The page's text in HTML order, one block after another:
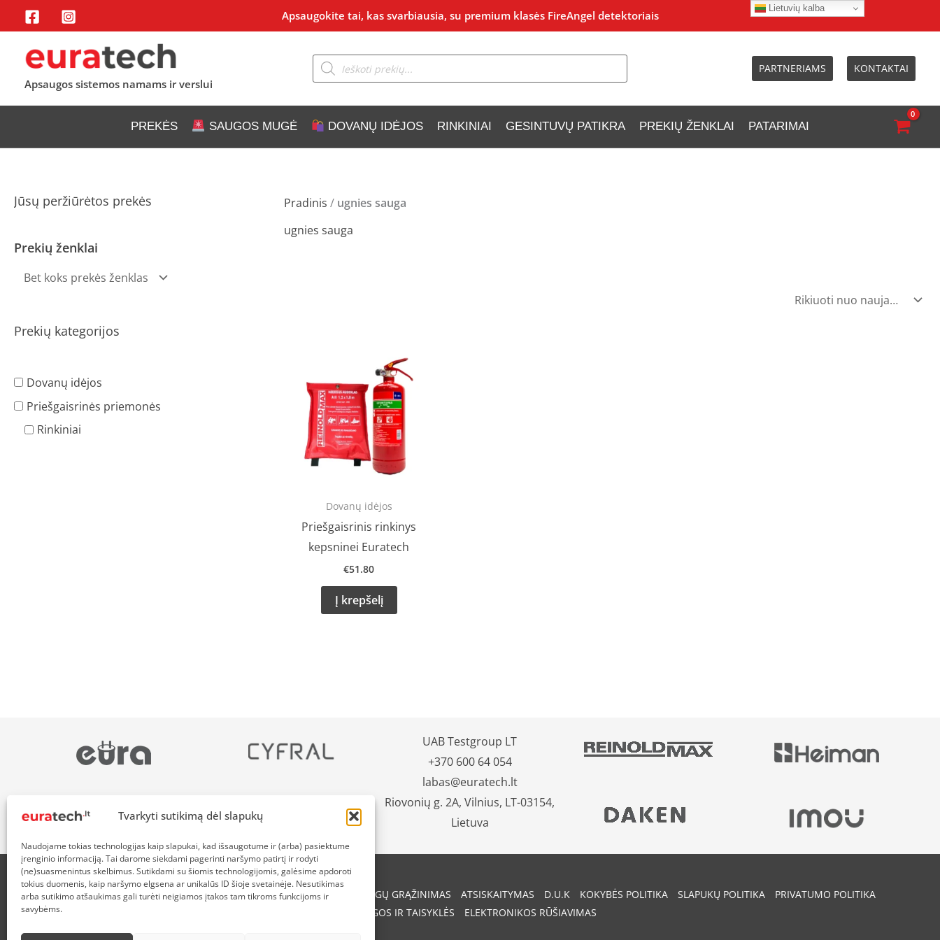
Tvarkyti sutikimą dėl slapukų
Naudojame tokias technologijas kaip slapukai, kad išsaugotume ir (arba) pasiektume
įrenginio informaciją. Tai darome siekdami pagerinti naršymo patirtį ir rodyti
(ne)suasmenintus skelbimus. Sutikdami su šiomis technologijomis, galėsime apdoroti
tokius duomenis, kaip naršymo elgsena ar unikalūs ID šioje svetainėje. Nesutikimas
arba sutikimo atšaukimas gali turėti neigiamos įtakos tam tikroms funkcijoms ir
savybėms.
Pereiti
prie
turinio
Apsaugokite tai, kas svarbiausia, su premium klasės FireAngel detektoriais
Apsaugos sistemos namams ir verslui
Products
search PARTNERIAMS KONTAKTAI
PREKĖS SAUGOS MUGĖ DOVANŲ IDĖJOS RINKINIAI GESINTUVŲ PATIKRA PREKIŲ ŽENKLAI PATARIMAI
Jūsų peržiūrėtos prekės
Prekių ženklai
Prekių kategorijos
Dovanų idėjos
Priešgaisrinės priemonės
Rinkiniai
Pradinis / ugnies sauga
ugnies sauga
Dovanų idėjos
Priešgaisrinis rinkinys
kepsninei Euratech
€51.80
Į krepšelį
UAB Testgroup LT
+370 600 64 054
labas@euratech.lt
Riovonių g. 2A, Vilnius, LT-03154,
Lietuva
APIE MUS NUOLAIDOS HEROJAMS PRISTATYMAS PREKIŲ IR PINIGŲ GRĄŽINIMAS ATSISKAITYMAS D.U.K KOKYBĖS POLITIKA SLAPUKŲ POLITIKA
PRIVATUMO POLITIKA
SĄLYGOS IR TAISYKLĖS
ELEKTRONIKOS RŪŠIAVIMAS
Lietuvių kalba